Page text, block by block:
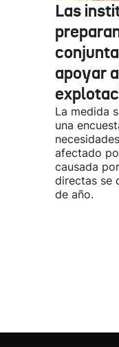
Las
apoyar
La medida
una
afectado
causada
directas se
de año.